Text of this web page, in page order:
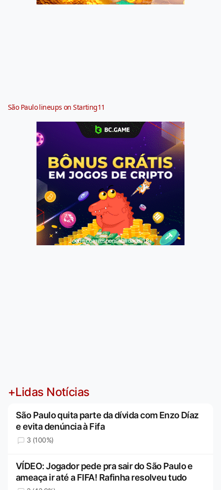
São Paulo lineups on Starting11
Jogue com responsabilidade. 18+
+Lidas Notícias
São Paulo quita parte da dívida com Enzo Díaz
e evita denúncia à Fifa
3 (100%)
VÍDEO: Jogador pede pra sair do São Paulo e
ameaça ir até a FIFA! Rafinha resolveu tudo